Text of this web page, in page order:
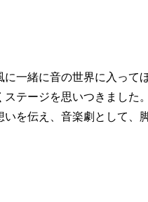
一緒に音の世界に入って
テージを思いつきました
を伝え、音楽劇として、